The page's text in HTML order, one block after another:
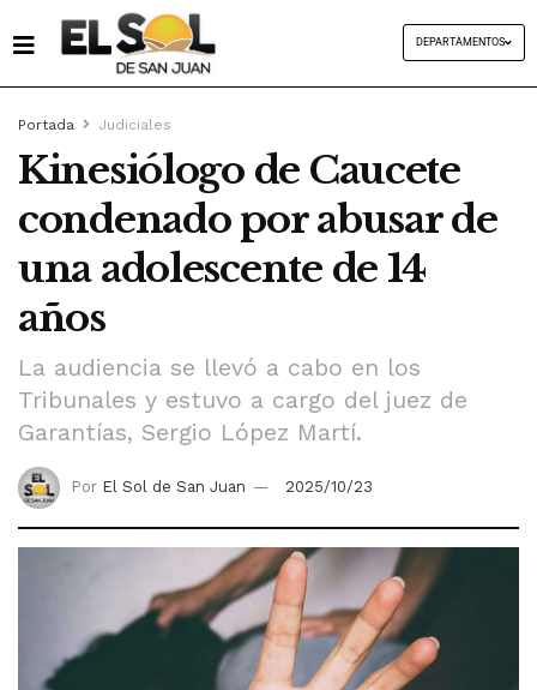
DEPARTAMENTOS
Portada Judiciales
Kinesiólogo de Caucete
condenado por abusar de
una adolescente de 14
años
La audiencia se llevó a cabo en los
Tribunales y estuvo a cargo del juez de
Garantías, Sergio López Martí.
Por El Sol de San Juan 2025/10/23